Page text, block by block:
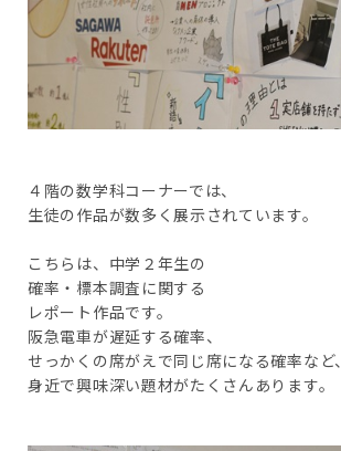
４階の数学科コーナーでは、
生徒の作品が数多く展示されています。
こちらは、中学２年生の
確率・標本調査に関する
レポート作品です。
阪急電車が遅延する確率、
せっかくの席がえで同じ席になる確率など、
身近で興味深い題材がたくさんあります。